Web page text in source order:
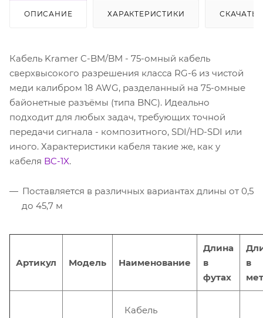
ОПИСАНИЕ ХАРАКТЕРИСТИКИ СКАЧАТЬ
Кабель Kramer C-BM/BM - 75-омный кабель
сверхвысокого разрешения класса RG-6 из чистой
меди калибром 18 AWG, разделанный на 75-омные
байонетные разъёмы (типа BNC). Идеально
подходит для любых задач, требующих точной
передачи сигнала - композитного, SDI/HD-SDI или
иного. Характеристики кабеля такие же, как у
кабеля BC-1X.
Поставляется в различных вариантах длины от 0,5
до 45,7 м
Артикул Модель Наименование
Длина
в
футах
в
Кабель